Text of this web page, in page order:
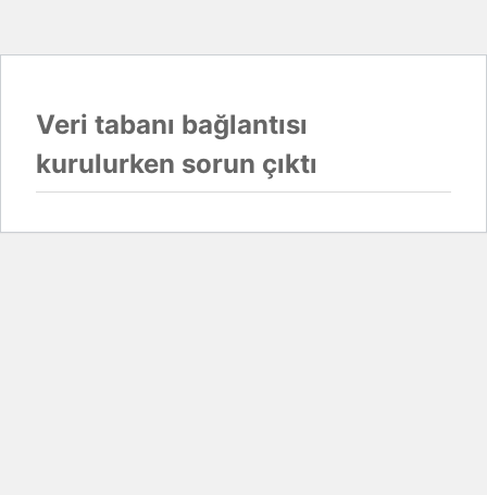
Veri tabanı bağlantısı
kurulurken sorun çıktı